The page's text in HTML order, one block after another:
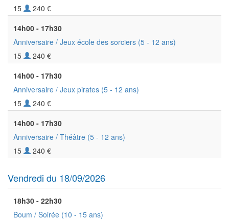
15
240 €
14h00 - 17h30
Anniversaire / Jeux école des sorciers (5 - 12 ans)
15
240 €
14h00 - 17h30
Anniversaire / Jeux pirates (5 - 12 ans)
15
240 €
14h00 - 17h30
Anniversaire / Théâtre (5 - 12 ans)
15
240 €
Vendredi du 18/09/2026
18h30 - 22h30
Boum / Soirée (10 - 15 ans)